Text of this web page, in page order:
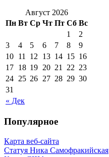
Август 2026
Пн Вт Ср Чт Пт Сб Вс
« Дек
1
2
3
4 5 6 7 8
9
10 11 12 13 14 15 16
17 18 19 20 21 22 23
24 25 26 27 28 29 30
31
Популярное
Карта веб-сайта
Статуя Ника Самофракийская